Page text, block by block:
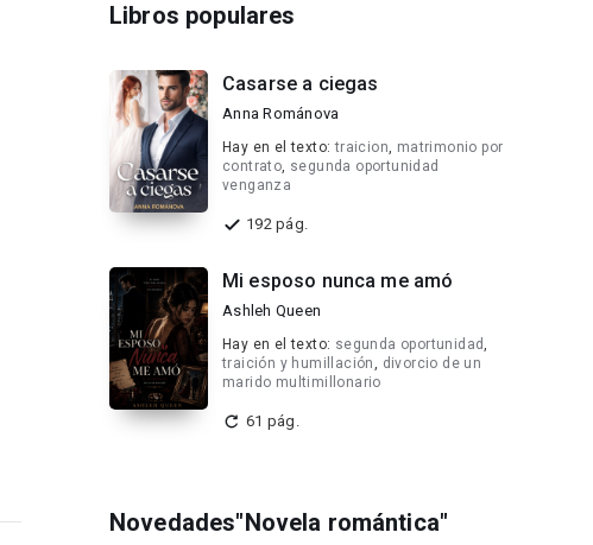
Libros populares
Casarse a ciegas
Anna Románova
Hay en el texto:traicion, matrimonio por
contrato, segunda oportunidad
venganza
192 pág.
Mi esposo nunca me amó
Ashleh Queen
Hay en el texto: segunda oportunidad,
traición y humillación, divorcio de un
marido multimillonario
61 pág.
Novedades"Novela romántica"